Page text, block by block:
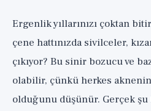
Kadınlarda
Ergenlik yıllarınızı çoktan
çene hattınızda sivilceler,
çıkıyor? Bu sinir bozucu ve
olabilir, çünkü herkes
olduğunu düşünür. Gerçek şu